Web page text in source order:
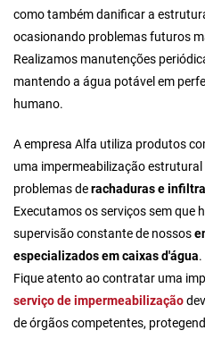
como também danificar a
ocasionando problemas futuros
Realizamos manutenções
mantendo a água potável em
humano.
A empresa Alfa utiliza produtos
uma impermeabilização
problemas derachaduras e
Executamos os serviços sem que
supervisão constante de nossos
especializados em caixas d'água.
Fique atento aocontratar uma
serviço de impermeabilização
de órgãos competentes,